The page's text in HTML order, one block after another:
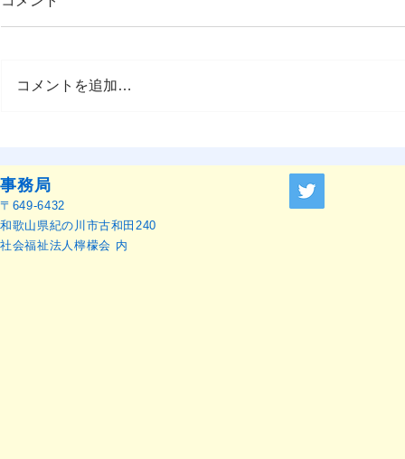
催のお知らせ
本語訳）
コメントを追加…
事務局
〒649-6432
和歌山県紀の川市古和田240
社会福祉法人檸檬会 内